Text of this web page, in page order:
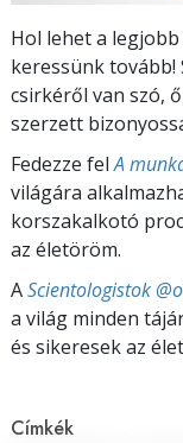
Hol lehet a
keressünk tovább!
csirkéről van szó,
szerzett
Fedezze felA
világára
korszakalkotó
az életöröm.
AScientologistok
a világ minden
és sikeresek az
Címkék